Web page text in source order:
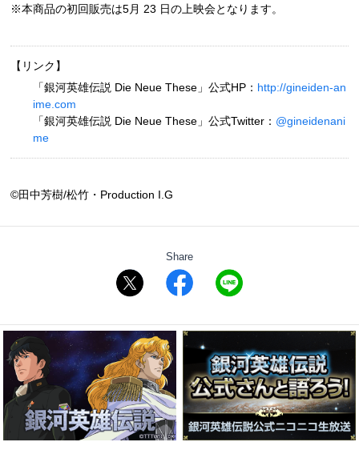
※本商品の初回販売は5月 23 日の上映会となります。
【リンク】
「銀河英雄伝説 Die Neue These」公式HP： http://gineiden-an
ime.com
「銀河英雄伝説 Die Neue These」公式Twitter： @gineidenani
me
©田中芳樹/松竹・Production I.G
Share